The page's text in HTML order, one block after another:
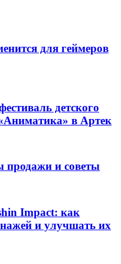
для геймеров
детского
в Артек
продажи и советы
Impact: как
и улучшать их